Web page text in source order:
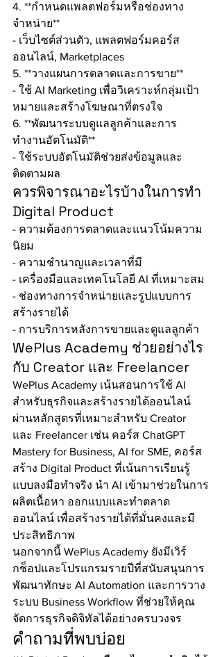
4. **กำหนดแพลตฟอร์มหรือช่องทาง
จำหน่าย**
- เว็บไซต์ส่วนตัว, แพลตฟอร์มคอร์ส
ออนไลน์, Marketplaces
5. **วางแผนการตลาดและการขาย**
- ใช้ AI Marketing เพื่อวิเคราะห์กลุ่มเป้า
หมายและสร้างโฆษณาที่ตรงใจ
6. **พัฒนาระบบดูแลลูกค้าและการ
ทำงานอัตโนมัติ**
- ใช้ระบบอัตโนมัติช่วยส่งข้อมูลและ
ติดตามผล
ควรพิจารณาอะไรบ้างในการทำ
Digital Product
- ความต้องการตลาดและแนวโน้มความ
นิยม
- ความชำนาญและเวลาที่มี
- เครื่องมือและเทคโนโลยี AI ที่เหมาะสม
- ช่องทางการจำหน่ายและรูปแบบการ
สร้างรายได้
- การบริการหลังการขายและดูแลลูกค้า
WePlus Academy ช่วยอย่างไร
กับ Creator และ Freelancer
WePlus Academy เน้นสอนการใช้ AI
สำหรับธุรกิจและสร้างรายได้ออนไลน์
ผ่านหลักสูตรที่เหมาะสำหรับ Creator
และ Freelancer เช่น คอร์ส ChatGPT
Mastery for Business, AI for SME, คอร์ส
สร้าง Digital Product ที่เน้นการเรียนรู้
แบบลงมือทำจริง นำ AI เข้ามาช่วยในการ
ผลิตเนื้อหา ออกแบบและทำตลาด
ออนไลน์ เพื่อสร้างรายได้ที่มั่นคงและมี
ประสิทธิภาพ
นอกจากนี้ WePlus Academy ยังมีเวิร์
กช็อปและโปรแกรมรายปีที่สนับสนุนการ
พัฒนาทักษะ AI Automation และการวาง
ระบบ Business Workflow ที่ช่วยให้คุณ
จัดการธุรกิจดิจิทัลได้อย่างครบวงจร
คำถามที่พบบ่อย